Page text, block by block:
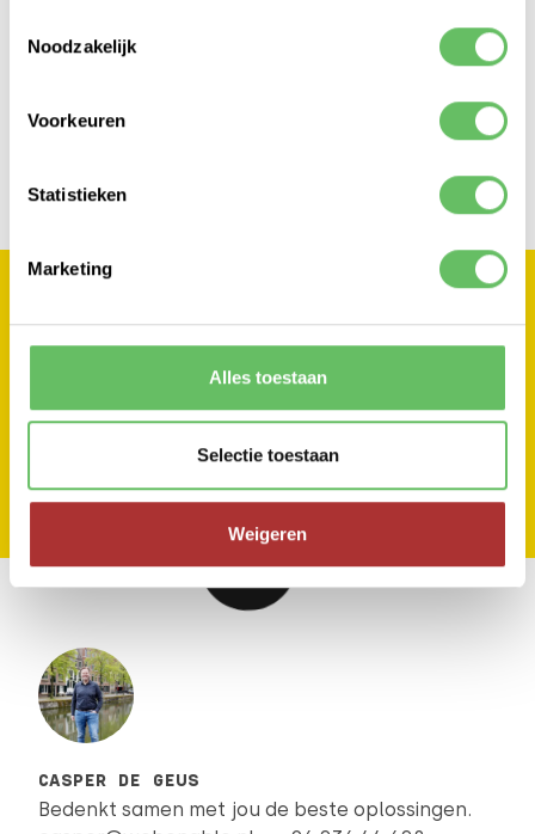
Noodzakelijk
Voorkeuren
Statistieken
Marketing
Alles toestaan
Selectie toestaan
Weigeren
NA LIVEGANG OP HYDRAZINE FRAMEWORK
CASPER DE GEUS
Bedenkt samen met jou de beste oplossingen.